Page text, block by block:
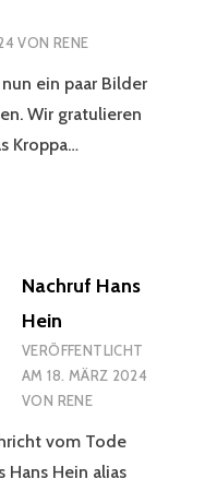
VONRENE
ein paar Bilder
Wir gratulieren
Kroppa…
Nachruf Hans
Hein
VERÖFFENTLICHT
AM18. MÄRZ 2024
VON RENE
vom Tode
Hans Hein alias